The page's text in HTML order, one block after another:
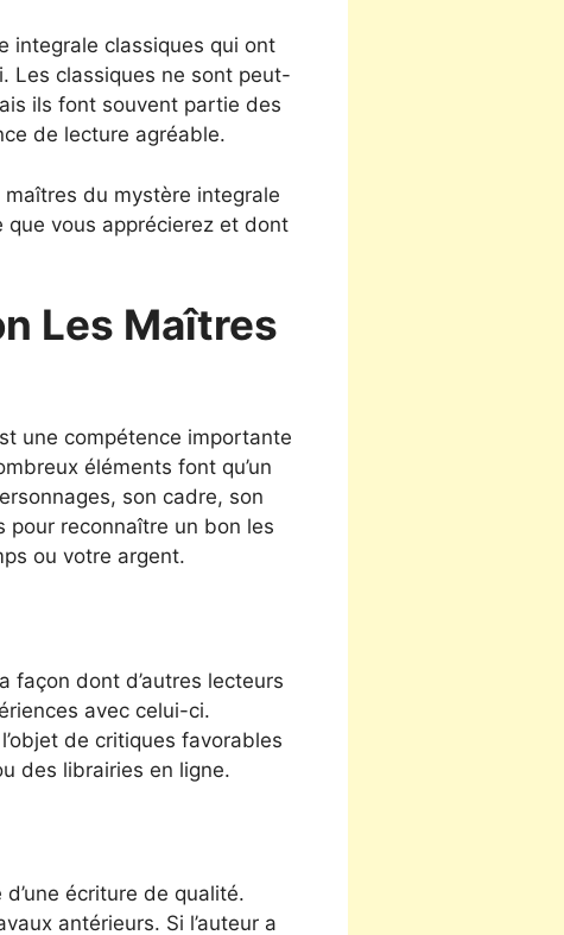
integrale classiques qui ont
Les classiques ne sont peut-
ils font souvent partie des
de lecture agréable.
du mystère integrale
que vous apprécierez et dont
Les Maîtres
une compétence importante
éléments font qu’un
son cadre, son
pour reconnaître un bon les
ou votre argent.
façon dont d’autres lecteurs
avec celui-ci.
de critiques favorables
des librairies en ligne.
écriture de qualité.
antérieurs. Si l’auteur a